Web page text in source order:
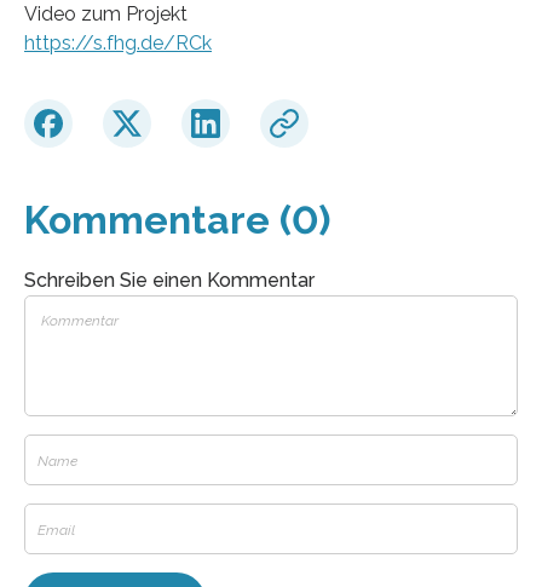
Video zum Projekt
https://s.fhg.de/RCk
Kommentare (0)
Schreiben Sie einen Kommentar